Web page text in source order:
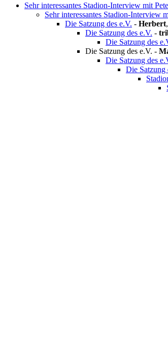
Sehr interessantes Stadion-Interview mit
Sehr interessantes Stadion-Interview
Die Satzung des e.V. - Herbert,
Die Satzung des e.V. -
Die Satzung des
Die Satzung des e.V. -
Die Satzung des
Die Satzung